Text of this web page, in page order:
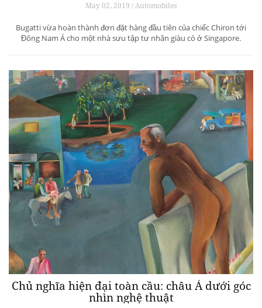
May 02, 2019 / Automobiles
Bugatti vừa hoàn thành đơn đặt hàng đầu tiên của chiếc Chiron tới
Đông Nam Á cho một nhà sưu tập tư nhân giàu có ở Singapore.
Chủ nghĩa hiện đại toàn cầu: châu Á dưới góc
nhìn nghệ thuật